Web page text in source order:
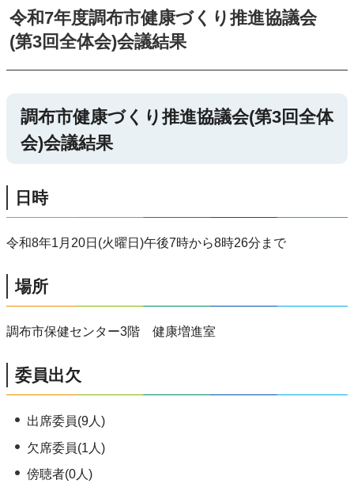
令和7年度調布市健康づくり推進協議会
(第3回全体会)会議結果
調布市健康づくり推進協議会(第3回全体
会)会議結果
日時
令和8年1月20日(火曜日)午後7時から8時26分まで
場所
調布市保健センター3階 健康増進室
委員出欠
出席委員(9人)
欠席委員(1人)
傍聴者(0人)